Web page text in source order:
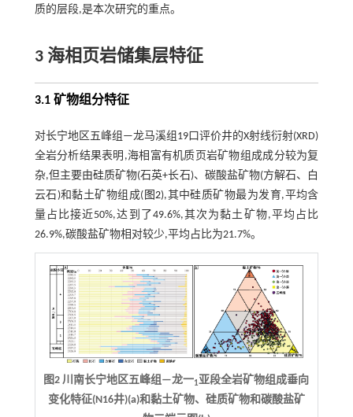
质的层段,是本次研究的重点。
3 海相页岩储集层特征
3.1 矿物组分特征
对长宁地区五峰组—龙马溪组19口评价井的X射线衍射(XRD)
全岩分析结果表明,海相富有机质页岩矿物组成成分较为复
杂,但主要由硅质矿物(石英+长石)、碳酸盐矿物(方解石、白
云石)和黏土矿物组成( 图2),其中硅质矿物最为发育,平均含
量占比接近50%,达到了49.6%,其次为黏土矿物,平均占比
26.9%,碳酸盐矿物相对较少,平均占比为21.7%。
图2 川南长宁地区五峰组—龙一1亚段全岩矿物组成垂向
变化特征(N16井)(a)和黏土矿物、硅质矿物和碳酸盐矿